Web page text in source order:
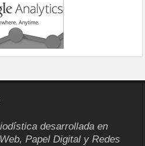
desarrollada en
Papel Digital y Redes